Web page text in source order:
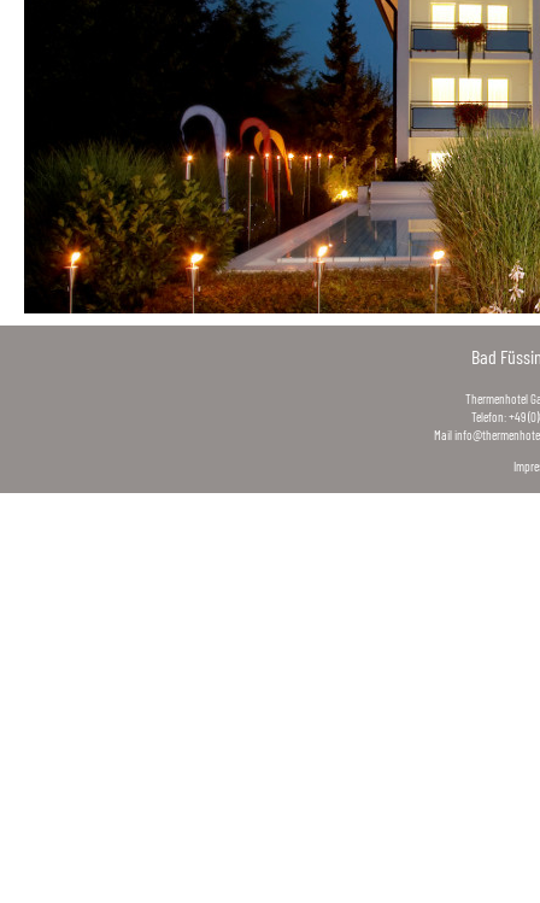
Bad
Thermenhotel
Telefon: +49
Mail